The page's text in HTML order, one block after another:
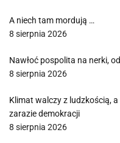
A niech tam mordują …
8 sierpnia 2026
Nawłoć pospolita na nerki,
8 sierpnia 2026
Klimat walczy z ludzkością,
zarazie demokracji
8 sierpnia 2026